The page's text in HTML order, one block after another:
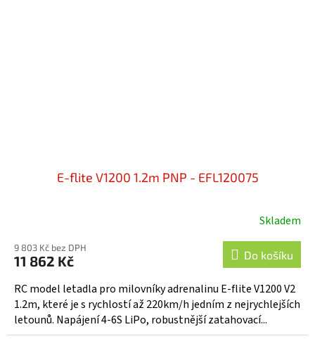
E-flite V1200 1.2m PNP - EFL120075
Skladem
9 803 Kč bez DPH
11 862 Kč Do košíku
RC model letadla pro milovníky adrenalinu E‑flite V1200 V2
1.2m, které je s rychlostí až 220km/h jedním z nejrychlejších
letounů. Napájení 4-6S LiPo, robustnější zatahovací...